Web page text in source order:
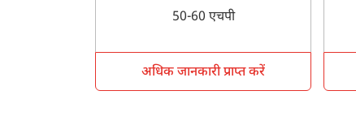
50-60 एचपी
अधिक जानकारी प्राप्त करें